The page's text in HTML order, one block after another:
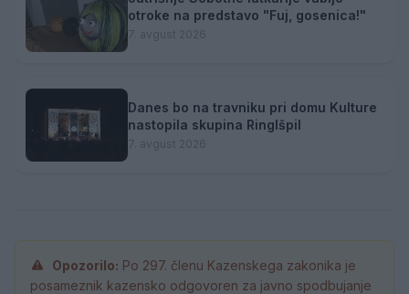
otroke na predstavo "Fuj, gosenica!"
7. avgust 2026
Danes bo na travniku pri domu Kulture
nastopila skupina Ringlšpil
7. avgust 2026
Opozorilo: Po 297. členu Kazenskega zakonika je
posameznik kazensko odgovoren za javno spodbujanje